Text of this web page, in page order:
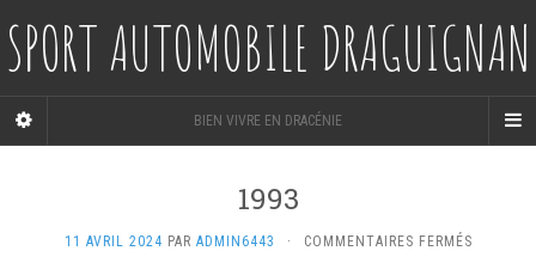
SPORT AUTOMOBILE DRAGUIGNAN
BIEN VIVRE EN DRACÉNIE
1993
11 AVRIL 2024 PAR ADMIN6443 · COMMENTAIRES FERMÉSSUR